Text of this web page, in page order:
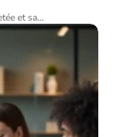
et sa…